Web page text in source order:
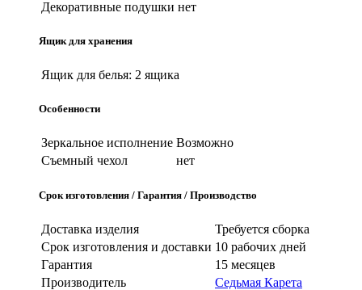
Декоративные подушки нет
Ящик для хранения
Ящик для белья: 2 ящика
Особенности
Зеркальное исполнение Возможно
Съемный чехол
нет
Срок изготовления / Гарантия / Производство
Доставка изделия
Требуется сборка
Срок изготовления и доставки 10 рабочих дней
Гарантия
15 месяцев
Производитель
Седьмая Карета